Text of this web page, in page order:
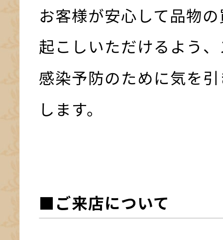
お客様が安心して品物
起こしいただけるよう
感染予防のために気を
します。
■ご来店について